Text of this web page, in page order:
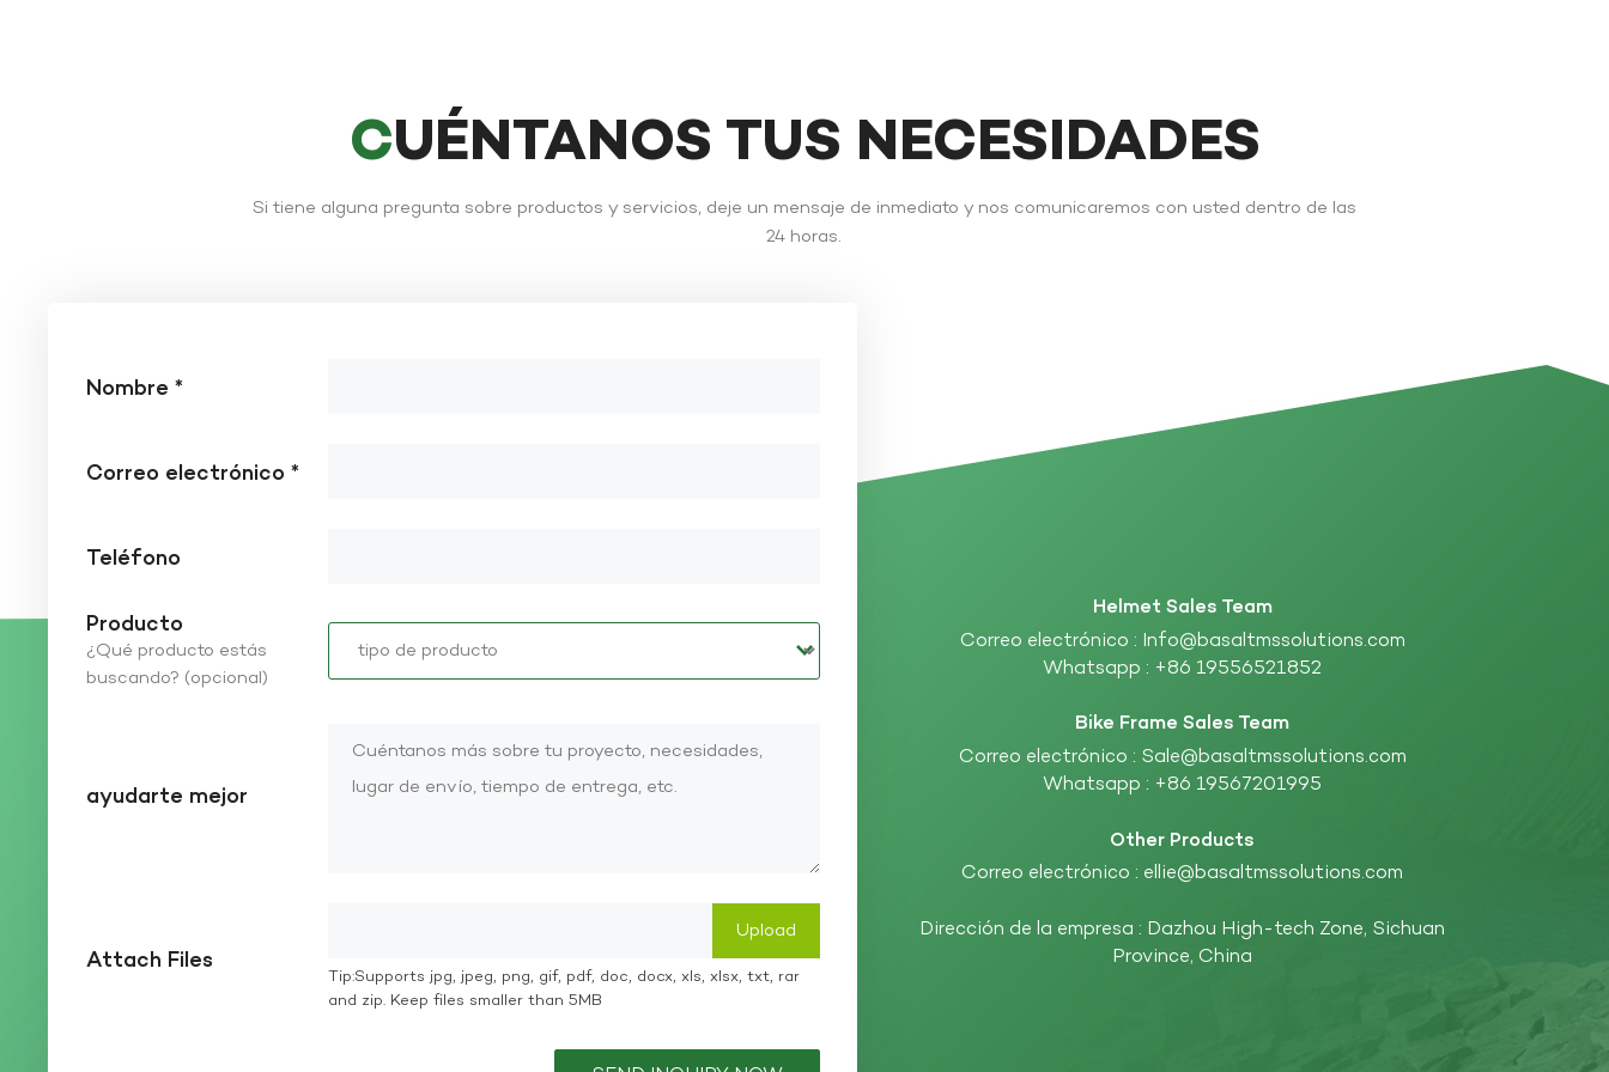
CUÉNTANOS TUS NECESIDADES
Si tiene alguna pregunta sobre productos y servicios, deje un mensaje de inmediato y nos comunicaremos con usted dentro de las
24 horas.
Nombre *
Correo electrónico *
Teléfono
Producto
¿Qué producto estás
buscando? (opcional)
ayudarte mejor
Attach Files
Tip:Supports jpg, jpeg, png, gif, pdf, doc, docx, xls, xlsx, txt, rar
and zip. Keep files smaller than 5MB
Helmet Sales Team
Correo electrónico : Info@basaltmssolutions.com
Whatsapp : +86 19556521852
Bike Frame Sales Team
Correo electrónico : Sale@basaltmssolutions.com
Whatsapp : +86 19567201995
Other Products
Correo electrónico : ellie@basaltmssolutions.com
Dirección de la empresa : Dazhou High-tech Zone, Sichuan
Province, China